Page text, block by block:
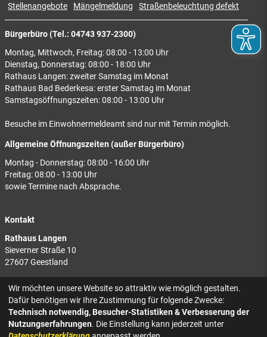
Bürgerbüro (Tel.: 04743 937-2300)
Montag, Mittwoch, Freitag: 08:00 - 13:00 Uhr
Dienstag, Donnerstag: 08:00 - 18:00 Uhr
Rathaus Langen: zweiter Samstag im Monat
Rathaus Bad Bederkesa: erster Samstag im Monat
Samstagsöffnungszeiten: 08:00 - 13:00 Uhr
Besuche im Einwohnermeldeamt sind nur mit Termin möglich.
Allgemeine Öffnungszeiten (außer Bürgerbüro)
Montag - Donnerstag: 08:00 - 16:00 Uhr
Freitag: 08:00 - 13:00 Uhr
sowie Termine nach Absprache.
Kontakt
Rathaus Langen
Sieverner Straße 10
27607 Geestland
Rathaus Bad Bederkesa
Am Markt 8
27624 Geestland
Tel.: 04743 937-2300
Stellenangebote
Mängelmeldung Straßenbeleuchtung defekt
Wir möchten unsere Website so attraktiv wie möglich gestalten.
Dafür benötigen wir Ihre Zustimmung für folgende Zwecke:
Technisch notwendig, Besucher-Statistiken & Verbesserung der
Nutzungserfahrungen. Die Einstellung kann jederzeit unter